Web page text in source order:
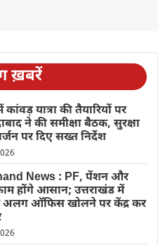
ख़बरें
यात्रा की तैयारियों पर
ने की समीक्षा बैठक, सुरक्षा
पर दिए सख्त निर्देश
News : PF, पेंशन और
होंगे आसान; उत्तराखंड में
अलग ऑफिस खोलने पर केंद्र कर